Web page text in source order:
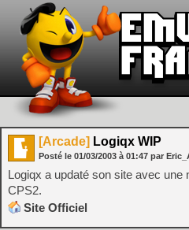
[Arcade] Logiqx WIP
Posté le 01/03/2003 à 01:47 par
Logiqx a updaté son site avec une
CPS2.
Site Officiel